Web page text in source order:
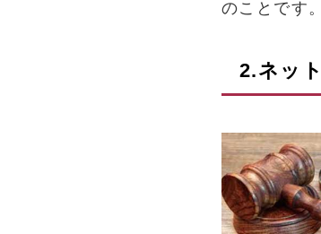
のことです。
2.ネッ